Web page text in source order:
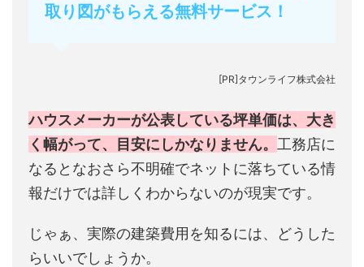
取り図がもらえる無料サービス！
[PR]タウンライフ株式会社
ハウスメーカーが公表している坪単価は、大き
く幅がって、目安にしかなりません。 工務店に
なるとなおさら不明確でネットに落ちている情
報だけでは詳しくわからないのが現実です。
じゃぁ、実際の建築費用を知るには、どうした
らいいでしょうか。